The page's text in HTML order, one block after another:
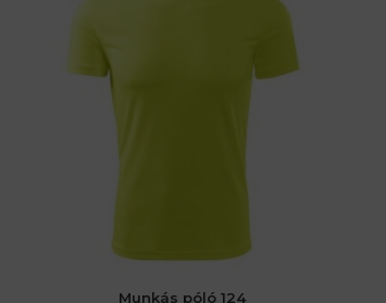
Munkás póló 124